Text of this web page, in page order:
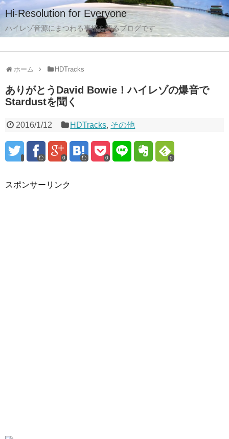
Hi-Resolution for Everyone
ハイレゾ音源にまつわる事柄を語るブログです
ホーム HDTracks
ありがとうDavid Bowie！ハイレゾの爆音で
Stardustを聞く
2016/1/12 HDTracks, その他
0 0 0
スポンサーリンク